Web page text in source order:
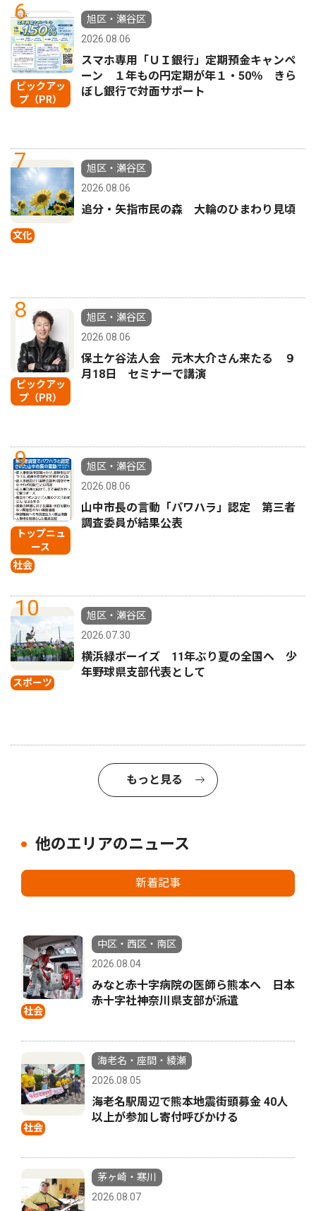
6
ピックアッ
プ（PR）
旭区・瀬谷区
2026.08.06
スマホ専用「ＵＩ銀行」定期預金キャンペ
ーン １年もの円定期が年１・50％ きら
ぼし銀行で対面サポート
7
文化
旭区・瀬谷区
2026.08.06
追分・矢指市民の森 大輪のひまわり見頃
8
ピックアッ
プ（PR）
旭区・瀬谷区
2026.08.06
保土ケ谷法人会 元木大介さん来たる ９
月18日 セミナーで講演
9
トップニュ
ース
社会
旭区・瀬谷区
2026.08.06
山中市長の言動「パワハラ」認定 第三者
調査委員が結果公表
10
スポーツ
旭区・瀬谷区
2026.07.30
横浜緑ボーイズ 11年ぶり夏の全国へ 少
年野球県支部代表として
もっと見る
他のエリアのニュース
新着記事
社会
中区・西区・南区
2026.08.04
みなと赤十字病院の医師ら熊本へ 日本
赤十字社神奈川県支部が派遣
社会
海老名・座間・綾瀬
2026.08.05
海老名駅周辺で熊本地震街頭募金 40人
以上が参加し寄付呼びかける
茅ヶ崎・寒川
2026.08.07